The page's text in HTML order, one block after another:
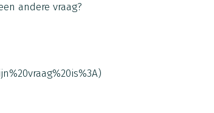
andere vraag?